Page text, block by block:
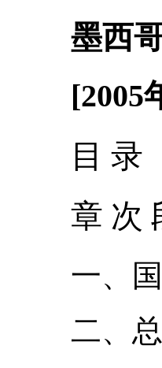
墨西
[2005
目 录
章 次
一、
二、